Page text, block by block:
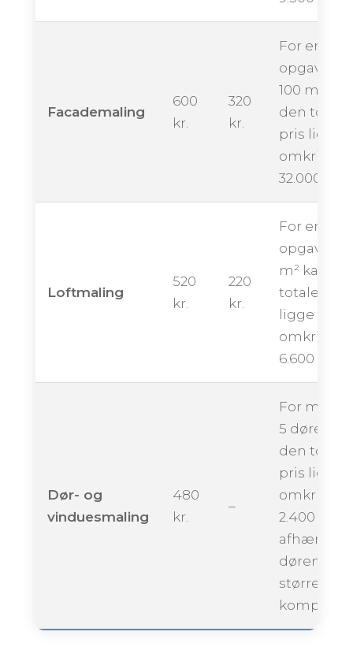
Facademaling
600
kr.
320
kr.
For en
opgave på
100 m² kan
den totale
pris ligge
omkring
32.000
Loftmaling
520
kr.
220
kr.
For en
opgave på
m² kan
totale pris
ligge
omkring
6.600
Dør- og
vinduesmaling
480
kr.
–
For
5 døre kan
den totale
pris ligge
omkring
2.400
afhængigt
dørenes
størrelse